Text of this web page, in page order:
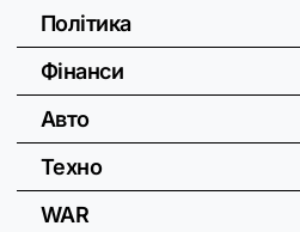
Політика
Фінанси
Авто
Техно
WAR